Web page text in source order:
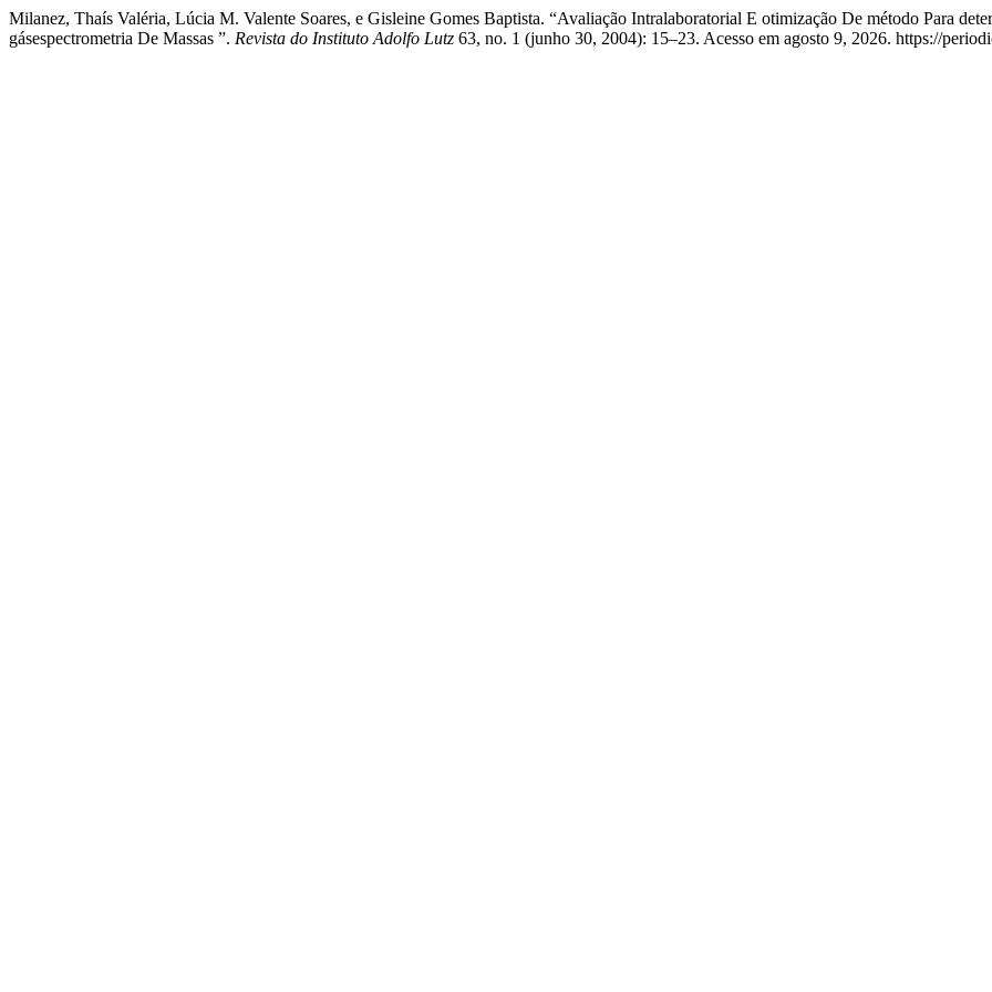
Milanez, Thaís Valéria, Lúcia M. Valente Soares, e Gisleine Gomes Baptista. “Avaliação Intralaboratorial E otimização De método Para
gásespectrometria De Massas ”. Revista do Instituto Adolfo Lutz 63, no. 1 (junho 30, 2004): 15–23. Acesso em agosto 9, 2026. https://